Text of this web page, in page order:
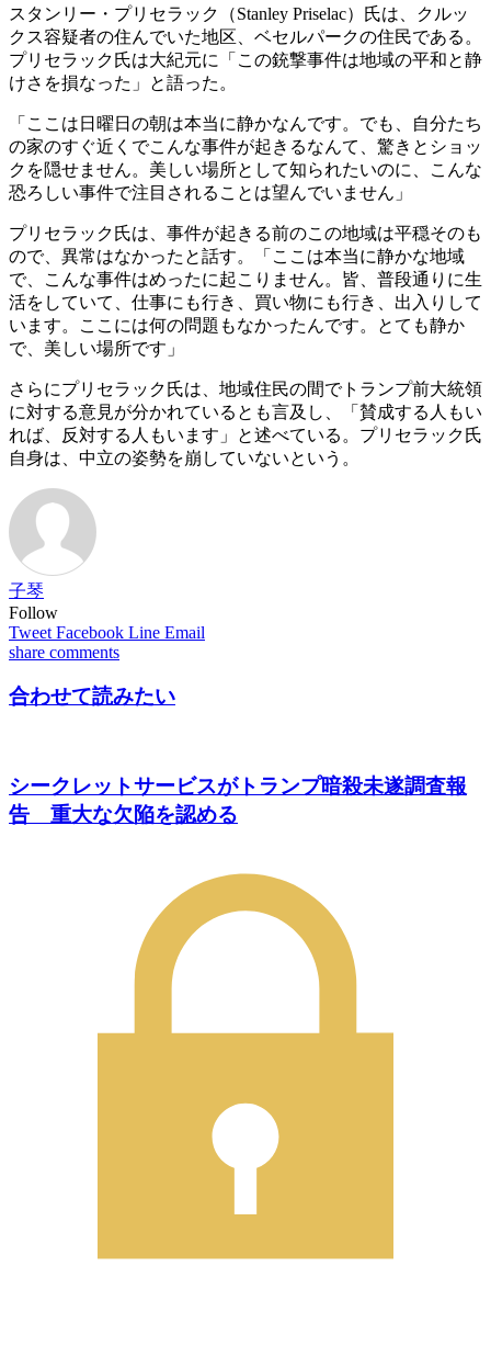
スタンリー・プリセラック（Stanley Priselac）氏は、クルッ
クス容疑者の住んでいた地区、ベセルパークの住民である。
プリセラック氏は大紀元に「この銃撃事件は地域の平和と静
けさを損なった」と語った。
「ここは日曜日の朝は本当に静かなんです。でも、自分たち
の家のすぐ近くでこんな事件が起きるなんて、驚きとショッ
クを隠せません。美しい場所として知られたいのに、こんな
恐ろしい事件で注目されることは望んでいません」
プリセラック氏は、事件が起きる前のこの地域は平穏そのも
ので、異常はなかったと話す。「ここは本当に静かな地域
で、こんな事件はめったに起こりません。皆、普段通りに生
活をしていて、仕事にも行き、買い物にも行き、出入りして
います。ここには何の問題もなかったんです。とても静か
で、美しい場所です」
さらにプリセラック氏は、地域住民の間でトランプ前大統領
に対する意見が分かれているとも言及し、「賛成する人もい
れば、反対する人もいます」と述べている。プリセラック氏
自身は、中立の姿勢を崩していないという。
子琴
Follow
Tweet Facebook Line Email
share comments
合わせて読みたい
シークレットサービスがトランプ暗殺未遂調査報
告 重大な欠陥を認める